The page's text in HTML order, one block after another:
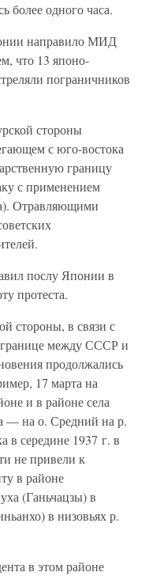
более одного часа.
направило МИД
что 13 японо-
пограничников
стороны
с юго-востока
границу
с применением
Отравляющими
послу Японии в
протеста.
стороны, в связи с
границе между СССР и
продолжались
17 марта на
и в районе села
— на о. Средний на р.
в середине 1937 г. в
не привели к
в районе
(Ганьчацзы) в
в низовьях р.
в этом районе